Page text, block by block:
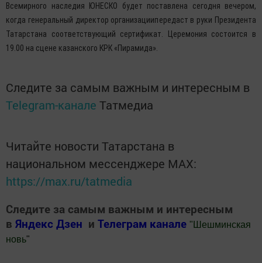
Всемирного наследия ЮНЕСКО будет поставлена сегодня вечером,
когда генеральный директор организациипередаст в руки Президента
Татарстана соответствующий сертификат. Церемония состоится в
19.00 на сцене казанского КРК «Пирамида».
Следите за самым важным и интересным в
Telegram-канале Татмедиа
Читайте новости Татарстана в
национальном мессенджере MАХ:
https://max.ru/tatmedia
Следите за самым важным и интересным
в Яндекс Дзен и Телеграм канале " Шешминская
новь"